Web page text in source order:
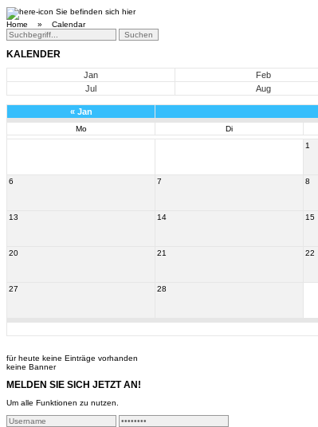
Sie befinden sich hier
Home » Calendar
KALENDER
Jan Feb
Jul
Aug
« Jan
Mo Di
1
6 7 8
13 14 15
20 21 22
27 28
für heute keine Einträge vorhanden
keine Banner
MELDEN SIE SICH JETZT AN!
Um alle Funktionen zu nutzen.